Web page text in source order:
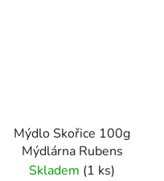
Mýdlo Skořice 100g
Mýdlárna Rubens
Skladem (1 ks)